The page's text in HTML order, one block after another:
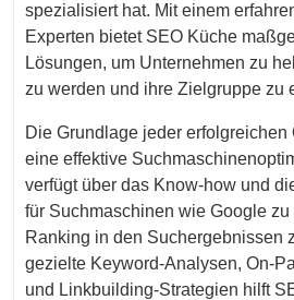
spezialisiert hat. Mit einem
Experten bietet SEO Küche
Lösungen, um Unternehmen zu
zu werden und ihre Zielgruppe zu
Die Grundlage jeder
eine effektive
verfügt über das Know-how und
für Suchmaschinen wie Google
Ranking in den Suchergebnissen
gezielte Keyword-Analysen, On-
und Linkbuilding-Strategien hilft